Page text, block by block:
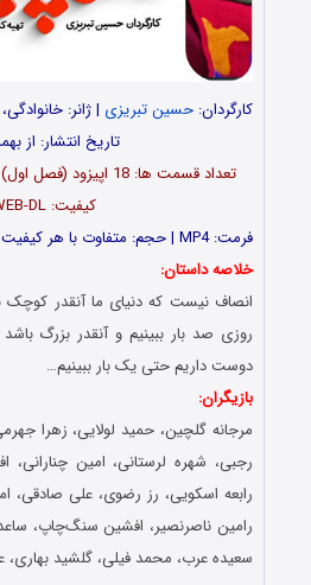
کارگردان:حسین تبریزی
تاریخ انتشار: از بهمن
کیفیت: WEB-DL
فرمت: MP4 | حجم: متفاوت با هر کیفیت | تهیه کننده: میثم آهنگری
خلاصه داستان:
انصاف نیست که دنیای ما آنقدر کوچک
روزی صد بار ببینیم و آنقدر بزرگ
دوست داریم حتی یک بار ببینیم…
بازیگران:
مرجانه گلچین، حمید لولایی، زهرا
رجبی، شهره لرستانی، امین چنارانی،
رابعه اسکویی، رز رضوی، علی صادقی،
رامین ناصرنصیر، افشین سنگ‌چاپ،
سعیده عرب، محمد فیلی، گلشید